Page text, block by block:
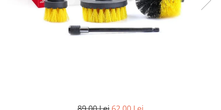
Reparatii si Renovare